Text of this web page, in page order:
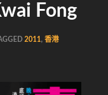
Fong
2011,香港